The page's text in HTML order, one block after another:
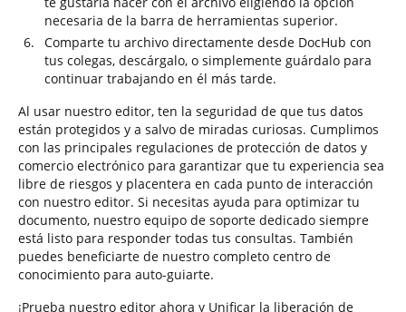
necesaria de la barra de herramientas superior.
Comparte tu archivo directamente desde DocHub con
tus colegas, descárgalo, o simplemente guárdalo para
continuar trabajando en él más tarde.
Al usar nuestro editor, ten la seguridad de que tus datos
están protegidos y a salvo de miradas curiosas. Cumplimos
con las principales regulaciones de protección de datos y
comercio electrónico para garantizar que tu experiencia sea
libre de riesgos y placentera en cada punto de interacción
con nuestro editor. Si necesitas ayuda para optimizar tu
documento, nuestro equipo de soporte dedicado siempre
está listo para responder todas tus consultas. También
puedes beneficiarte de nuestro completo centro de
conocimiento para auto-guiarte.
¡Prueba nuestro editor ahora y Unificar la liberación de